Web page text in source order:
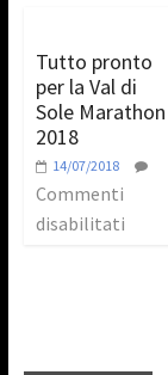
Tutto pronto
per la Val di
Sole Marathon
2018
14/07/2018
Commenti
disabilitati